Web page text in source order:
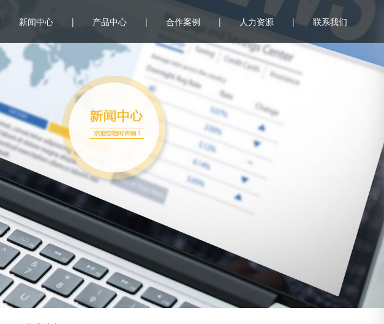
新闻中心 | 产品中心 | 合作案例 | 人力资源 | 联系我们